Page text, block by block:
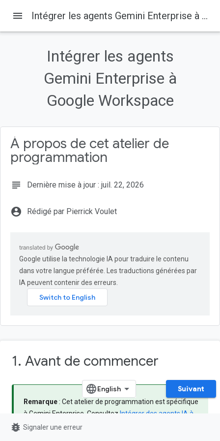
Qu'est-ce que Gemini Enterprise ?
Qu'est-ce que Google Workspace ?
Quels types d'intégrations personnalisées ?
Objectifs de l'atelier
menu Intégrer les agents Gemini Enterprise à Google Workspace
Intégrer les agents
Gemini Enterprise à
Google Workspace
À propos de cet atelier de
programmation
subject Dernière mise à jour : juil. 22, 2026
account_circle Rédigé par Pierrick Voulet
Google utilise la technologie IA pour traduire le contenu
dans votre langue préférée. Les traductions générées par
IA peuvent contenir des erreurs.
1. Avant de commencer
Remarque: Cet atelier de programmation est spécifique
à Gemini Enterprise. Consultez Intégrer des agents IA à
Google Workspaceet
Suivant
bug_report Signaler une erreur